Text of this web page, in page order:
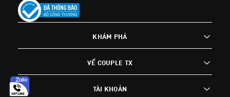
KHÁM PHÁ
VỀ COUPLE TX
TÀI KHOẢN